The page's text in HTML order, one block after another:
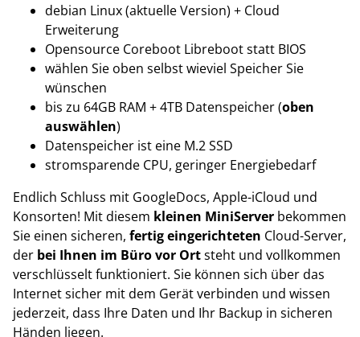
debian Linux (aktuelle Version) + Cloud
Erweiterung
Opensource Coreboot Libreboot statt BIOS
wählen Sie oben selbst wieviel Speicher Sie
wünschen
bis zu 64GB RAM + 4TB Datenspeicher (oben
auswählen)
Datenspeicher ist eine M.2 SSD
stromsparende CPU, geringer Energiebedarf
Endlich Schluss mit GoogleDocs, Apple-iCloud und
Konsorten! Mit diesem kleinen MiniServer bekommen
Sie einen sicheren, fertig eingerichteten Cloud-Server,
der bei Ihnen im Büro vor Ortsteht und vollkommen
verschlüsselt funktioniert. Sie können sich über das
Internet sicher mit dem Gerät verbinden und wissen
jederzeit, dass Ihre Daten und Ihr Backup in sicheren
Händen liegen.